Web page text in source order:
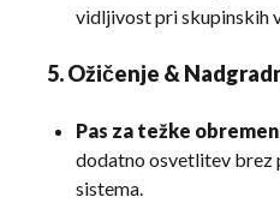
vidljivost pri skupinskih
5. Ožičenje &
Pas za težke
dodatno osvetlitev brez
sistema.